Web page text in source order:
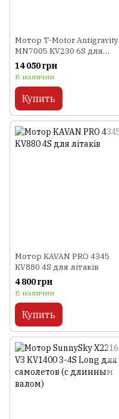
Мотор T-Motor Antigravity
MN7005 KV230 6S для
коптеров
14 050 грн
В наличии
Купить
Мотор KAVAN PRO 4345
KV880 4S для літаків
4 800 грн
В наличии
Купить